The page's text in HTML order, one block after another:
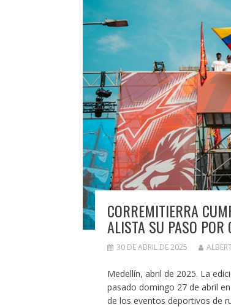
CORREMITIERRA
ALISTA SU PASO
30 DE ABRIL DE 2025
Medellín, abril de 2025. La
pasado domingo 27 de abril
de los eventos deportivos de